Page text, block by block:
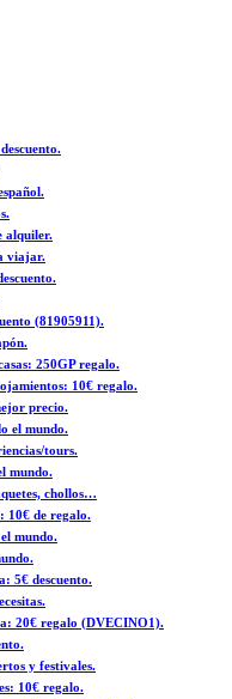
alquiler.
viajar.
(81905911).
250GP regalo.
10€ regalo.
precio.
el mundo.
tours.
mundo.
chollos…
10€ de regalo.
mundo.
5€ descuento.
20€ regalo (DVECINO1).
y festivales.
10€ regalo.